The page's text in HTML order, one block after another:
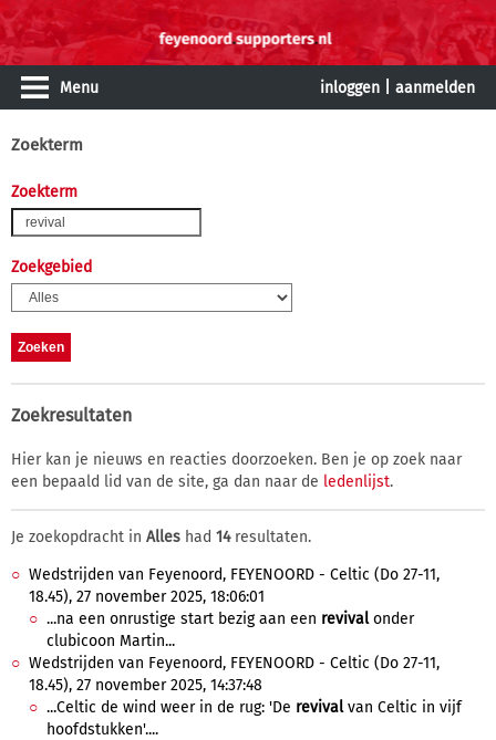
Menu inloggen aanmelden
Zoekterm
Zoekterm
Zoekgebied
Zoekresultaten
Hier kan je nieuws en reacties doorzoeken. Ben je op zoek naar
een bepaald lid van de site, ga dan naar de ledenlijst.
Je zoekopdracht in Alles had 14resultaten.
Wedstrijden van Feyenoord, FEYENOORD - Celtic (Do 27-11,
18.45), 27 november 2025, 18:06:01
...na een onrustige start bezig aan een revivalonder
clubicoon Martin...
Wedstrijden van Feyenoord, FEYENOORD - Celtic (Do 27-11,
18.45), 27 november 2025, 14:37:48
...Celtic de wind weer in de rug: 'De revivalvan Celtic in vijf
hoofdstukken'....